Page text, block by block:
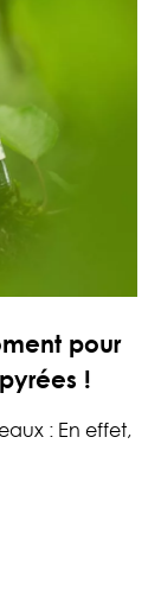
pour
!
: En effet,